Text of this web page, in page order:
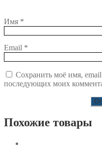
Имя *
Email *
Сохранить моё имя, email
последующих моих
Похожие товары